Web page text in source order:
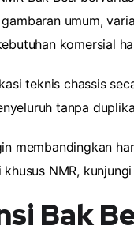
umum,
komersial
teknis chassis
tanpa
membandingkan
NMR, kunjungi
Bak